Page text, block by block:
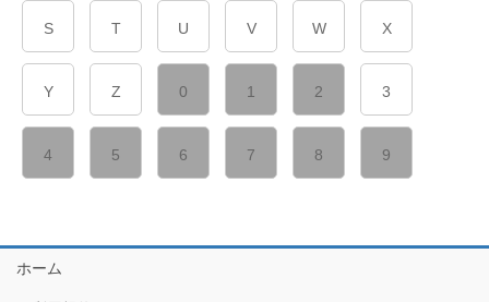
S T U V W X
Y Z 0 1 2 3
4 5 6 7 8 9
ホーム